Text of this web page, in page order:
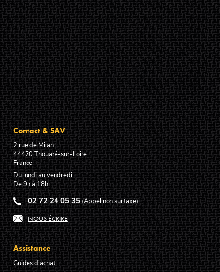
Contact & SAV
2 rue de Milan
44470Thouaré-sur-Loire
France
Du lundi au vendredi
De 9h à 18h
02 72 24 05 35 (Appel non surtaxé)
NOUS ÉCRIRE
Assistance
Guides d'achat